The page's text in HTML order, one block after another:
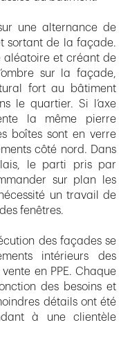
une alternance de
sortant de la façade.
aléatoire et créant de
sur la façade,
fort au bâtiment
le quartier. Si l’axe
la même pierre
boîtes sont en verre
côté nord. Dans
le parti pris par
sur plan les
un travail de
fenêtres.
des façades se
intérieurs des
en PPE. Chaque
des besoins et
détails ont été
à une clientèle